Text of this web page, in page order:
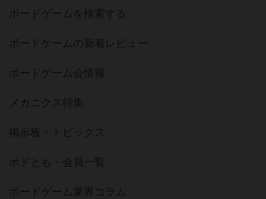
ボードゲームを検索する
ボードゲームの新着レビュー
ボードゲーム会情報
メカニクス特集
掲示板・トピックス
ボドとも・会員一覧
ボードゲーム業界コラム